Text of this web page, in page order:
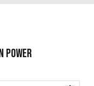
Power